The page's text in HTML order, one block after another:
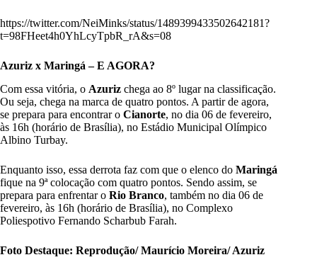
https://twitter.com/NeiMinks/status/1489399433502642181?
t=98FHeet4h0YhLcyTpbR_rA&s=08
Azuriz x Maringá – E AGORA?
Com essa vitória, o Azuriz chega ao 8º lugar na classificação.
Ou seja, chega na marca de quatro pontos. A partir de agora,
se prepara para encontrar o Cianorte, no dia 06 de fevereiro,
às 16h (horário de Brasília), no Estádio Municipal Olímpico
Albino Turbay.
Enquanto isso, essa derrota faz com que o elenco do Maringá
fique na 9ª colocação com quatro pontos. Sendo assim, se
prepara para enfrentar o Rio Branco, também no dia 06 de
fevereiro, às 16h (horário de Brasília), no Complexo
Poliespotivo Fernando Scharbub Farah.
Foto Destaque: Reprodução/ Maurício Moreira/ Azuriz